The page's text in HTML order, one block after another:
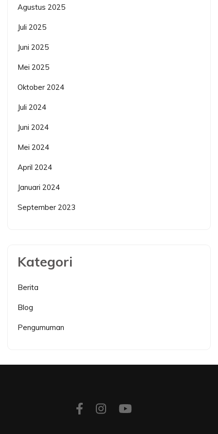
Agustus 2025
Juli 2025
Juni 2025
Mei 2025
Oktober 2024
Juli 2024
Juni 2024
Mei 2024
April 2024
Januari 2024
September 2023
Kategori
Berita
Blog
Pengumuman